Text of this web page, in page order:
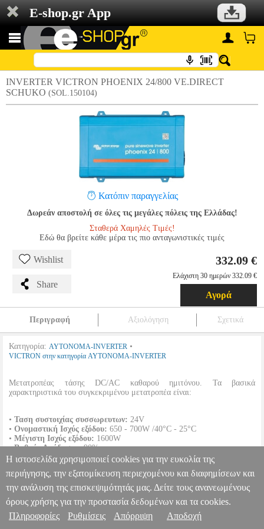
E-shop.gr App
INVERTER VICTRON PHOENIX 24/800 VE.DIRECT
SCHUKO (SOL.150104)
Κατόπιν παραγγελίας
Δωρεάν αποστολή σε όλες τις μεγάλες πόλεις της Ελλάδας!
Σταθερά Χαμηλές Τιμές!
Εδώ θα βρείτε κάθε μέρα τις πιο ανταγωνιστικές τιμές
Wishlist
Share
332.09 €
Ελάχιστη 30 ημερών 332.09 €
Αγορά
Περιγραφή Αξιολόγηση Σχετικά
Κατηγορία: AYTONOMA-INVERTER •
VICTRON στην κατηγορία AYTONOMA-INVERTER
Μετατροπέας τάσης DC/AC καθαρού ημιτόνου. Τα βασικά
χαρακτηριστικά του συγκεκριμένου μετατροπέα είναι:
• Ταση συστοιχίας συσσωρευτων: 24V
• Ονομαστική Ισχύς εξόδου: 650 - 700W /40°C - 25°C
• Μέγιστη Ισχύς εξόδου: 1600W
•Βαθμός Απόδοσης:90%
INVERTER VICTRON PHOENIX 24/800 VE.DIRECT SCHUKO
SOL.150104 SOL.150104 VICTRON VICTRONAYTONOMA-
INVERTER
Κατηγορία: AYTONOMA-INVERTER
•VICTRON στην κατηγορία AYTONOMA-INVERTER
Μετατροπέας τάσης DC/AC καθαρού ημιτόνου. Τα βασικά
Πληροφορίες & Υπηρεσίες >
Η ιστοσελίδα χρησιμοποιεί cookies για την ευκολία της
περιήγησης, την εξατομίκευση περιεχομένου και διαφημίσεων και
την ανάλυση της επισκεψιμότητάς μας. Δείτε τους ανανεωμένους
όρους χρήσης για την προστασία δεδομένων και τα cookies.
Πληροφορίες
Ρυθμίσεις Απόρριψη Αποδοχή